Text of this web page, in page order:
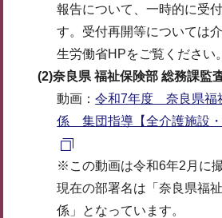
報告について、一時的に受
す。受付再開等については
生労働省HPをご覧ください。
(2)奈良県 福祉保険部 総務課監
動画：令和7年度 奈良県福
係 集団指導【全介護施設
※この動画は令和6年2月に
現在の部署名は「奈良県福
係」となっています。